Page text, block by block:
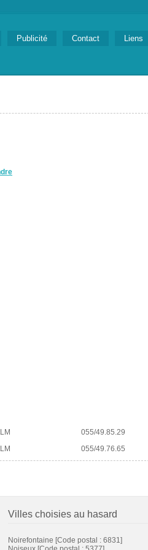
Publicité Contact Liens
055/49.85.29
055/49.76.65
Villes choisies au hasard
Noirefontaine [Code postal : 6831]